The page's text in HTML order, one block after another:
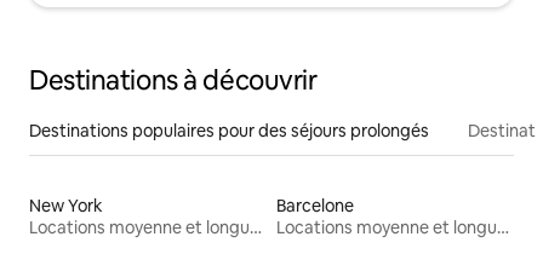
Destinations à découvrir
Destinations populaires pour des séjours prolongés
New York
Locations moyenne et longue durée
Barcelone
Locations moyenne et longue durée